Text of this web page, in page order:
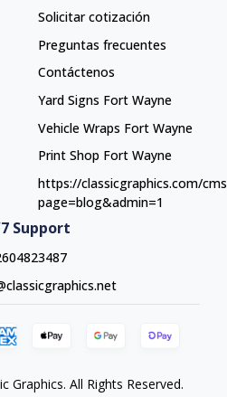
Solicitar cotización
Preguntas frecuentes
Contáctenos
Yard Signs Fort Wayne
Yard Signs Fort Wayne
Vehicle Wraps Fort Wayne
Vehicle Wraps Fort Wayne
Print Shop Fort Wayne
Print Shop Fort Wayne
https://classicgraphics.com/
page=blog&admin=1
Support
Graphics. All Rights Reserved.